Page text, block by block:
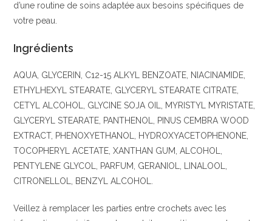
d’une routine de soins adaptée aux besoins spécifiques de
votre peau.
Ingrédients
AQUA, GLYCERIN, C12-15 ALKYL BENZOATE, NIACINAMIDE,
ETHYLHEXYL STEARATE, GLYCERYL STEARATE CITRATE,
CETYL ALCOHOL, GLYCINE SOJA OIL, MYRISTYL MYRISTATE,
GLYCERYL STEARATE, PANTHENOL, PINUS CEMBRA WOOD
EXTRACT, PHENOXYETHANOL, HYDROXYACETOPHENONE,
TOCOPHERYL ACETATE, XANTHAN GUM, ALCOHOL,
PENTYLENE GLYCOL, PARFUM, GERANIOL, LINALOOL,
CITRONELLOL, BENZYL ALCOHOL.
Veillez à remplacer les parties entre crochets avec les